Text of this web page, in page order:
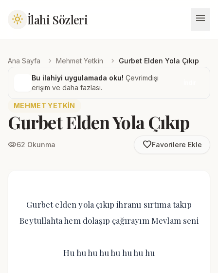
light_mode İlahi Sözleri menu
Ana Sayfa chevron_right Mehmet Yetkin chevron_right Gurbet Elden Yola Çıkıp
Bu ilahiyi uygulamada oku! Çevrimdışı
erişim ve daha fazlası.
MEHMET YETKIN
Gurbet Elden Yola Çıkıp
visibility62 Okunma favorite_borderFavorilere Ekle
Gurbet elden yola çıkıp ihramı sırtıma takıp
Beytullahta hem dolaşıp çağırayım Mevlam seni
Hu hu hu hu hu hu hu hu